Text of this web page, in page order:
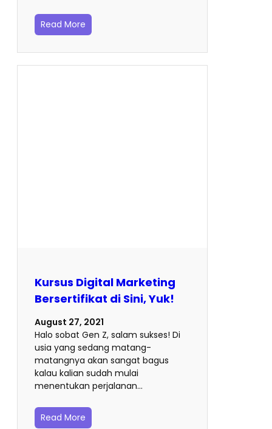
Read More
Kursus Digital Marketing
Bersertifikat di Sini, Yuk!
August 27, 2021
Halo sobat Gen Z, salam sukses! Di
usia yang sedang matang-
matangnya akan sangat bagus
kalau kalian sudah mulai
menentukan perjalanan…
Read More